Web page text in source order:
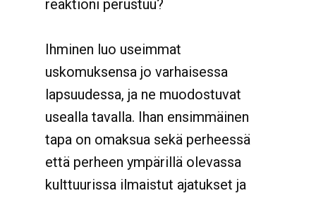
reaktioni perustuu?
Ihminen luo useimmat
uskomuksensa jo varhaisessa
lapsuudessa, ja ne muodostuvat
usealla tavalla. Ihan ensimmäinen
tapa on omaksua sekä perheessä
että perheen ympärillä olevassa
kulttuurissa ilmaistut ajatukset ja